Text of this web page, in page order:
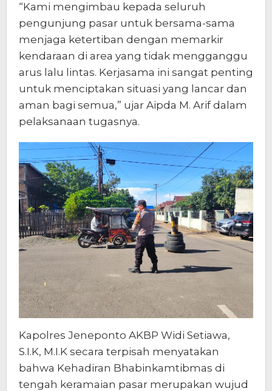
“Kami mengimbau kepada seluruh
pengunjung pasar untuk bersama-sama
menjaga ketertiban dengan memarkir
kendaraan di area yang tidak mengganggu
arus lalu lintas. Kerjasama ini sangat penting
untuk menciptakan situasi yang lancar dan
aman bagi semua,” ujar Aipda M. Arif dalam
pelaksanaan tugasnya.
Kapolres Jeneponto AKBP Widi Setiawa,
S.I.K, M.I.K secara terpisah menyatakan
bahwa Kehadiran Bhabinkamtibmas di
tengah keramaian pasar merupakan wujud